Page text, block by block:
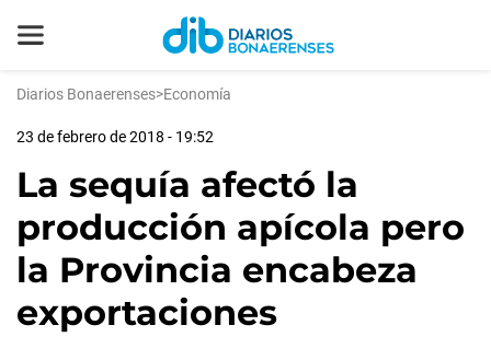
Diarios Bonaerenses>Economía
23 de febrero de 2018 - 19:52
La sequía afectó la
producción apícola pero
la Provincia encabeza
exportaciones